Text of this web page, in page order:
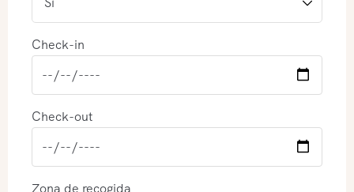
Check-in
Check-out
Zona de recogida